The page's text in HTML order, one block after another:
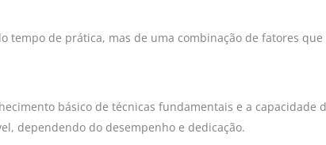
tempo de prática, mas de uma combinação de fatores
básico de técnicas fundamentais e a capacidade
dependendo do desempenho e dedicação.